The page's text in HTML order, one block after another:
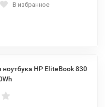
В избранное
HP EliteBook 830